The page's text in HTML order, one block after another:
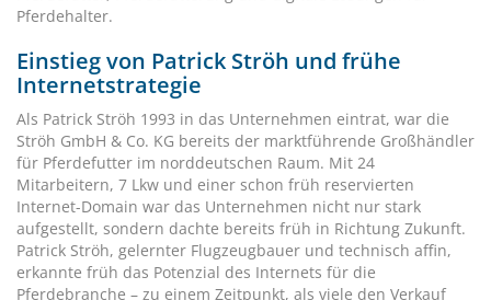
Pferdehalter.
Einstieg von Patrick Ströh und frühe
Internetstrategie
Als Patrick Ströh 1993 in das Unternehmen eintrat, war die
Ströh GmbH & Co. KG bereits der marktführende Großhändler
für Pferdefutter im norddeutschen Raum. Mit 24
Mitarbeitern, 7 Lkw und einer schon früh reservierten
Internet-Domain war das Unternehmen nicht nur stark
aufgestellt, sondern dachte bereits früh in Richtung Zukunft.
Patrick Ströh, gelernter Flugzeugbauer und technisch affin,
erkannte früh das Potenzial des Internets für die
Pferdebranche – zu einem Zeitpunkt, als viele den Verkauf